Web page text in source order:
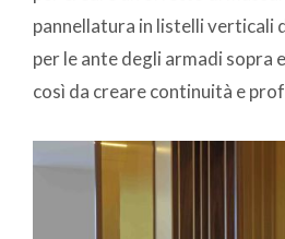
pannellatura in listelli verticali
per le ante degli armadi sopra
così da creare continuità e